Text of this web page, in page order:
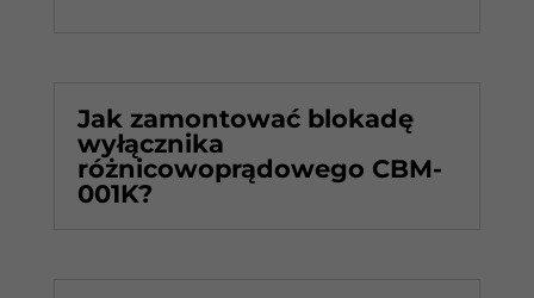
Jak zamontować blokadę
wyłącznika
różnicowoprądowego CBM-
001K?